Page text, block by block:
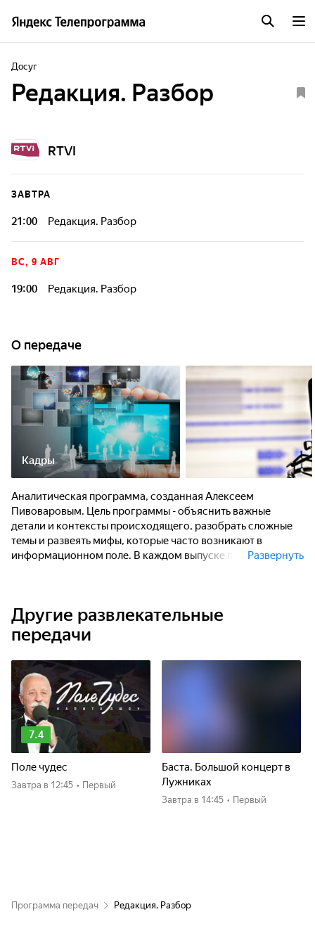
Досуг
Редакция. Разбор
RTVI
ЗАВТРА
21:00 Редакция. Разбор
ВС, 9 АВГ
19:00 Редакция. Разбор
О передаче
Кадры
Аналитическая программа, созданная Алексеем
Пивоваровым. Цель программы - объяснить важные
детали и контексты происходящего, разобрать сложные
темы и развеять мифы, которые часто возникают в
информационном поле. В каждом выпуске программы
Развернуть
Другие развлекательные
передачи
7.4
Поле чудес
Завтра в 12:45 • Первый
Баста. Большой концерт в
Лужниках
Завтра в 14:45 • Первый
Программа передач Редакция. Разбор